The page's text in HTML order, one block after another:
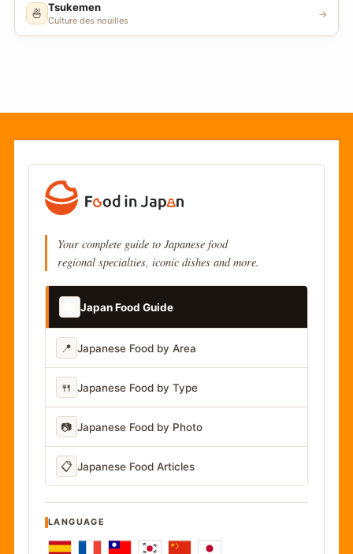
🍜 Tsukemen
Culture des nouilles
→
Your complete guide to Japanese food
regional specialties, iconic dishes and more.
Japan Food Guide
📍 Japanese Food by Area
🍴 Japanese Food by Type
📷 Japanese Food by Photo
📋 Japanese Food Articles
LANGUAGE